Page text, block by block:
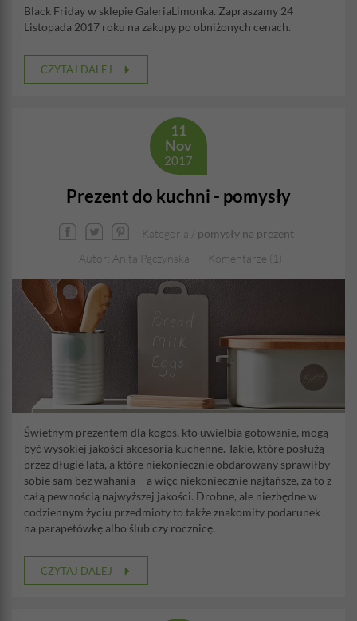
Black Friday w sklepie GaleriaLimonka. Zapraszamy 24
Listopada 2017 roku na zakupy po obniżonych cenach.
CZYTAJ DALEJ
11
Nov
2017
Prezent do kuchni - pomysły
Kategoria / pomysły na prezent
Autor: Anita Pączyńska
Komentarze (1)
Świetnym prezentem dla kogoś, kto uwielbia gotowanie, mogą
być wysokiej jakości akcesoria kuchenne. Takie, które posłużą
przez długie lata, a które niekoniecznie obdarowany sprawiłby
sobie sam bez wahania – a więc niekoniecznie najtańsze, za to z
całą pewnością najwyższej jakości. Drobne, ale niezbędne w
codziennym życiu przedmioty to także znakomity podarunek
na parapetówkę albo ślub czy rocznicę.
CZYTAJ DALEJ